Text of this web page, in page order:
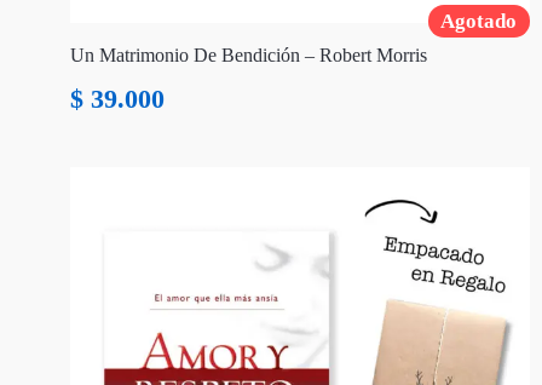
Agotado
Un Matrimonio De Bendición – Robert Morris
$ 39.000